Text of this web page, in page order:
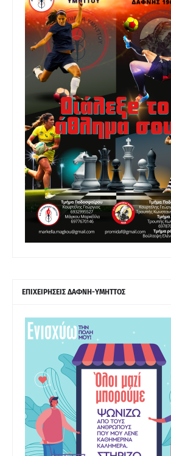
ΕΠΙΧΕΙΡΗΣΕΙΣ ΔΑΦΝΗ-ΥΜΗΤΤΟΣ